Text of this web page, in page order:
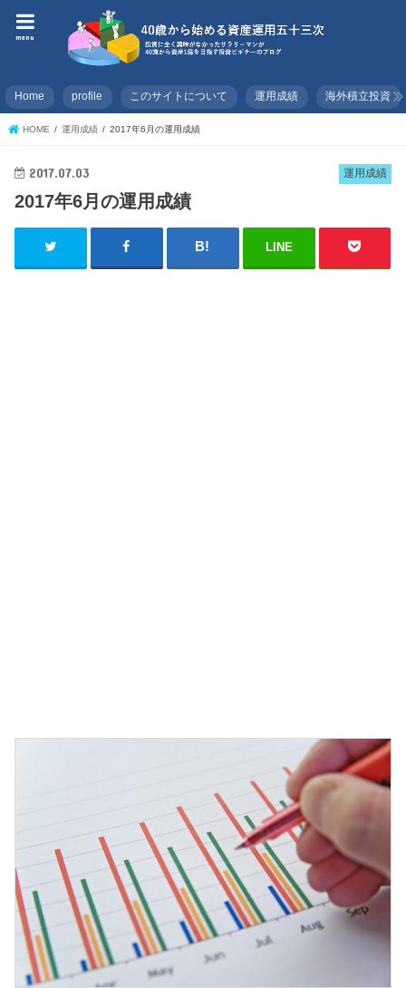
menu
Home profile このサイトについて 運用成績 海外積立投資
HOME 運用成績 2017年6月の運用成績
運用成績
2017.07.03
2017年6月の運用成績
LINE